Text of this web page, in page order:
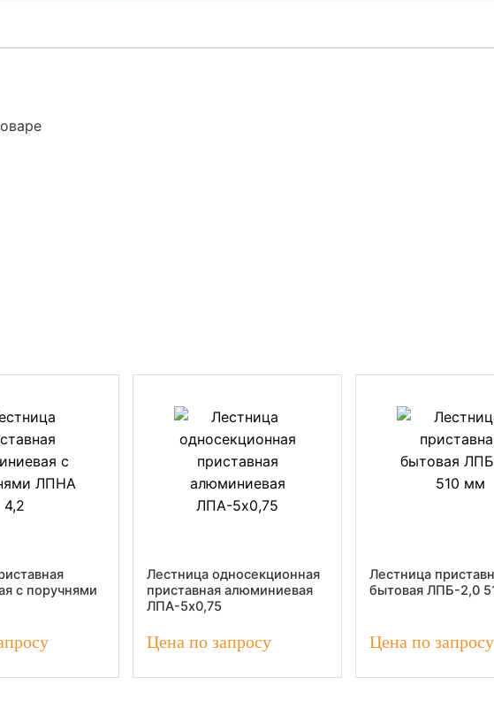
с поручнями
Лестница односекционная
приставная алюминиевая
ЛПА-5х0,75
Цена по запросу
Лестница
бытовая ЛПБ-2,0
Цена по запросу